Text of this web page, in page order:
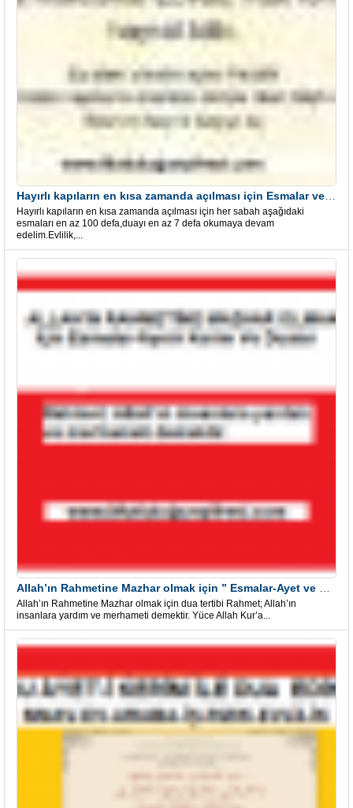
Hayırlı kapıların en kısa zamanda açılması için her sabah aşağıdaki
esmaları en az 100 defa,duayı en az 7 defa okumaya devam
edelim.Evlilik,...
Allah’ın Rahmetine Mazhar olmak için dua tertibi Rahmet; Allah’ın
insanlara yardım ve merhameti demektir. Yüce Allah Kur’a...